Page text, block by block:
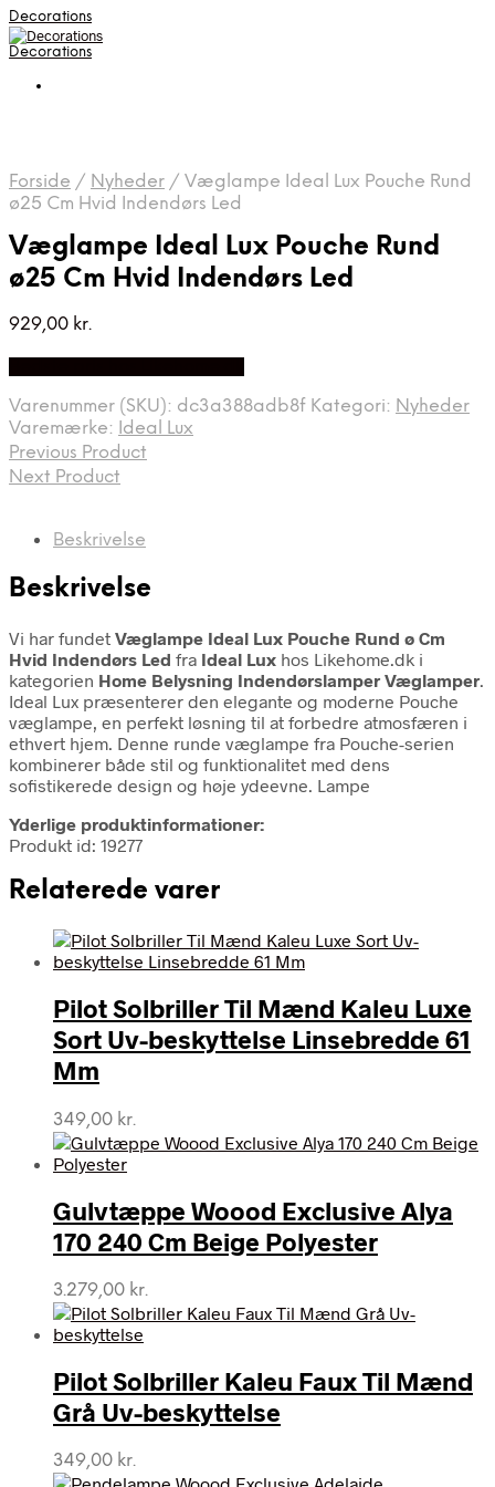
Decorations
Decorations
Forside / Nyheder / Væglampe Ideal Lux Pouche Rund
ø25 Cm Hvid Indendørs Led
Væglampe Ideal Lux Pouche Rund
ø25 Cm Hvid Indendørs Led
929,00 kr.
Varenummer (SKU): dc3a388adb8f Kategori: Nyheder
Varemærke: Ideal Lux
Previous Product
Next Product
Beskrivelse
Beskrivelse
Vi har fundet Væglampe Ideal Lux Pouche Rund ø Cm
Hvid Indendørs Led fra Ideal Lux hos Likehome.dk i
kategorien Home Belysning Indendørslamper Væglamper.
Ideal Lux præsenterer den elegante og moderne Pouche
væglampe, en perfekt løsning til at forbedre atmosfæren i
ethvert hjem. Denne runde væglampe fra Pouche-serien
kombinerer både stil og funktionalitet med dens
sofistikerede design og høje ydeevne. Lampe
Yderlige produktinformationer:
Produkt id: 19277
Relaterede varer
Pilot Solbriller Til Mænd Kaleu Luxe
Sort Uv-beskyttelse Linsebredde 61
Mm
349,00 kr.
Gulvtæppe Woood Exclusive Alya
170 240 Cm Beige Polyester
3.279,00 kr.
Pilot Solbriller Kaleu Faux Til Mænd
Grå Uv-beskyttelse
349,00 kr.